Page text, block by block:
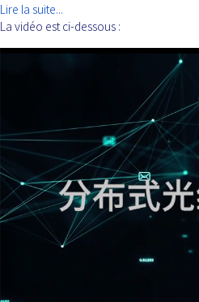
Lire la suite...
La vidéo est ci-dessous :